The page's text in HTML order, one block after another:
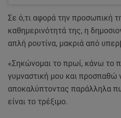
Σε ό,τι αφορά την προσωπική
καθημερινότητά της, η
απλή ρουτίνα, μακριά από
«Σηκώνομαι το πρωί, κάνω το
γυμναστική μου και
αποκαλύπτοντας παράλληλα
είναι το τρέξιμο.